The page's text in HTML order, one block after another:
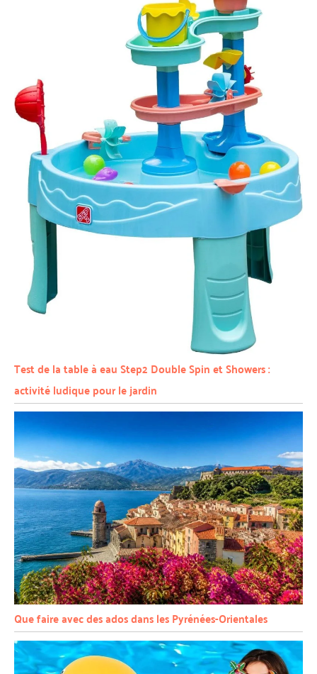
Test de la table à eau Step2 Double Spin et Showers :
activité ludique pour le jardin
Que faire avec des ados dans les Pyrénées-Orientales